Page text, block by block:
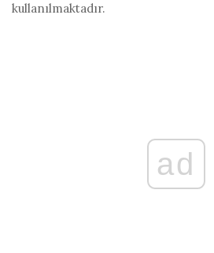
kullanılmaktadır.
ad